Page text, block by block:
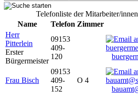
Telefonliste der Mitarbeiter/
Name
Telefon Zimmer
Herr
Pitterlein
Erster
Bürgermeister
09153
409-
120
Frau Bisch
09153
409-
152
O 4